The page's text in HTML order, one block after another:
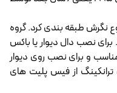
نگرش طبقه بندی کرد. گروه
نصب دال دیوار یا باکس
و برای نصب روی دیوار
از فیس پلیت های